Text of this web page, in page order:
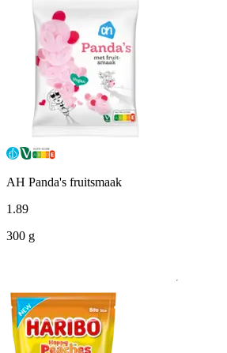
AH Panda's fruitsmaak
1 .89
300 g